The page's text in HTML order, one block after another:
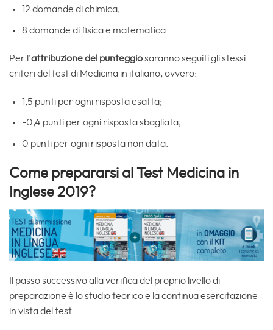
12 domande di chimica;
8 domande di fisica e matematica.
Per l’attribuzione del punteggiosaranno seguiti gli stessi
criteri del test di Medicina in italiano, ovvero:
1,5 punti per ogni risposta esatta;
-0,4 punti per ogni risposta sbagliata;
0 punti per ogni risposta non data.
Come prepararsi al Test Medicina in
Inglese 2019?
Il passo successivo alla verifica del proprio livello di
preparazione è lo studio teorico e la continua esercitazione
in vista del test.